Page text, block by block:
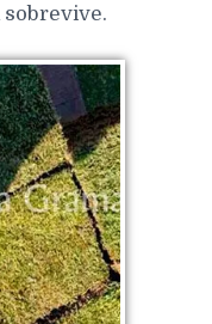
sobrevive.